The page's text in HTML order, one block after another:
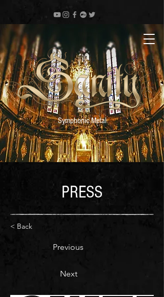
Symphonic Metal
PRESS
< Back
Previous
Next